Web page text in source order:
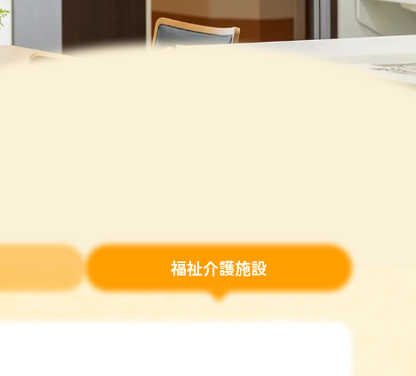
福祉介護施設